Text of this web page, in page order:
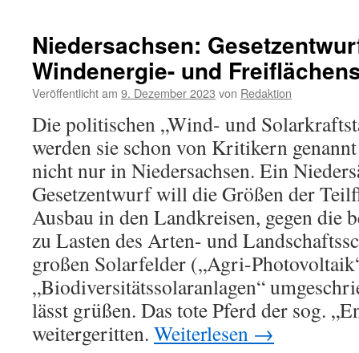
Niedersachsen:
Windenergie- und
Veröffentlicht am 9. Dezember 2023 von Redaktion
Die politischen „Wind- und
werden sie schon von Kritikern
nicht nur in Niedersachsen. Ein
Gesetzentwurf will die Größen der
Ausbau in den Landkreisen, gegen die
zu Lasten des Arten- und
großen Solarfelder („Agri-
„Biodiversitätssolaranlagen“
lässt grüßen. Das tote Pferd der sog.
weitergeritten. Weiterlesen →